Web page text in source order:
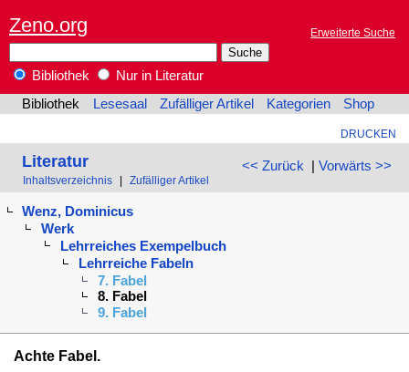
Zeno.org Erweiterte Suche
Bibliothek
Nur in Literatur
Bibliothek
Lesesaal Zufälliger Artikel Kategorien Shop
DRUCKEN
<< Zurück | Vorwärts >>
Literatur
Inhaltsverzeichnis Zufälliger Artikel
Wenz, Dominicus
Werk
Lehrreiches Exempelbuch
Lehrreiche Fabeln
7. Fabel
8. Fabel
9. Fabel
Achte Fabel.